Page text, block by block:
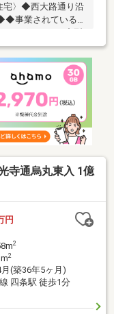
宅〉◆西大路通り沿
業されている方
・前面道路幅員約
有り〈土地面積〉
坪）【交通】・
歩1分・京福電気鉄
山陰本線「円町」
寺通烏丸東入 1億
円
2
2
(築36年5ヶ月)
四条駅 徒歩1分